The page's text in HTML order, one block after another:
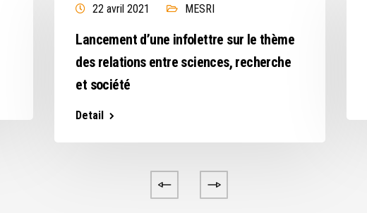
22 avril 2021 MESRI
Lancement d’une infolettre sur le thème
des relations entre sciences, recherche
et société
Detail